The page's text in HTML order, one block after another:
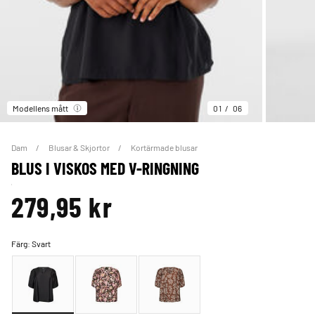
Modellens mått 01 06
Dam Blusar & Skjortor Kortärmade blusar
BLUS I VISKOS MED V-RINGNING
279,95 kr
Färg:Svart